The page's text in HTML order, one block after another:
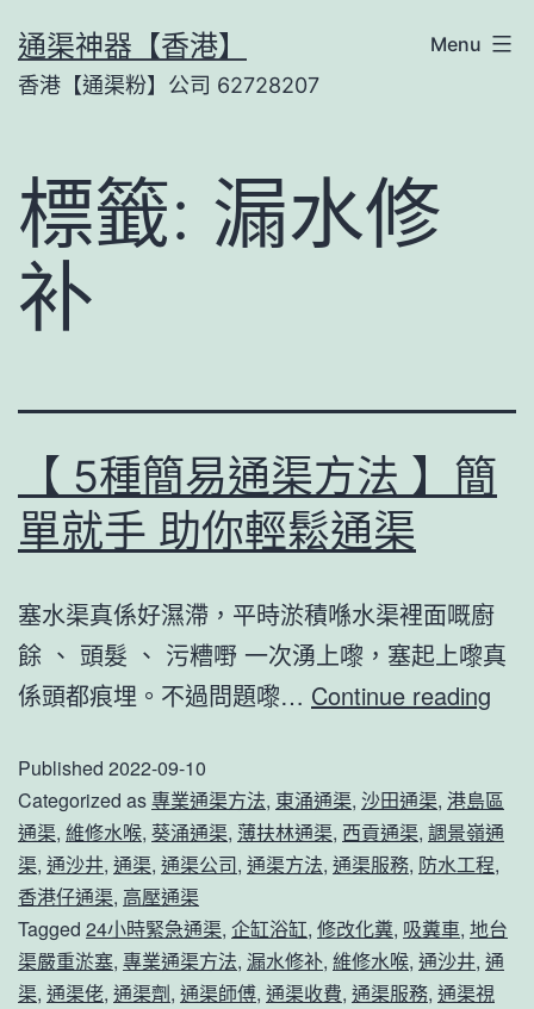
to
content
通渠神器【香港】
香港【通渠粉】公司 62728207
Menu
標籤: 漏水修
补
【 5種簡易通渠方法 】簡
單就手 助你輕鬆通渠
塞水渠真係好濕滯，平時淤積喺水渠裡面嘅廚
餘 、 頭髮 、 污糟嘢 一次湧上嚟，塞起上嚟真
係頭都痕埋。不過問題嚟… Continue reading
簡
易
渠
方
Published 2022-09-10
Categorized as專業通渠方法, 東涌通渠, 沙田通渠, 港島區
通渠, 維修水喉, 葵涌通渠, 薄扶林通渠, 西貢通渠, 調景嶺通
渠, 通沙井, 通渠, 通渠公司, 通渠方法, 通渠服務, 防水工程,
香港仔通渠, 高壓通渠
Tagged 24小時緊急通渠, 企缸浴缸, 修改化糞, 吸糞車, 地台
渠嚴重淤塞, 專業通渠方法, 漏水修补, 維修水喉, 通沙井, 通
渠, 通渠佬, 通渠劑, 通渠師傅, 通渠收費, 通渠服務, 通渠視